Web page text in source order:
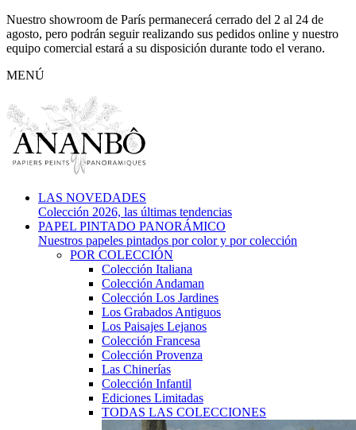
Nuestro showroom de París permanecerá cerrado del 2 al 24 de
agosto, pero podrán seguir realizando sus pedidos online y nuestro
equipo comercial estará a su disposición durante todo el verano.
MENÚ
LAS NOVEDADES
Colección 2026, las últimas tendencias
PAPEL PINTADO PANORÁMICO
Nuestros papeles pintados por color y por colección
POR COLECCIÓN
Colección Italiana
Colección Andaman
Colección Los Jardines
Los Grabados Antiguos
Los Paisajes Lejanos
Colección Francesa
Colección Provenza
Las Chinerías
Colección Infantil
Ediciones Limitadas
TODAS LAS COLECCIONES